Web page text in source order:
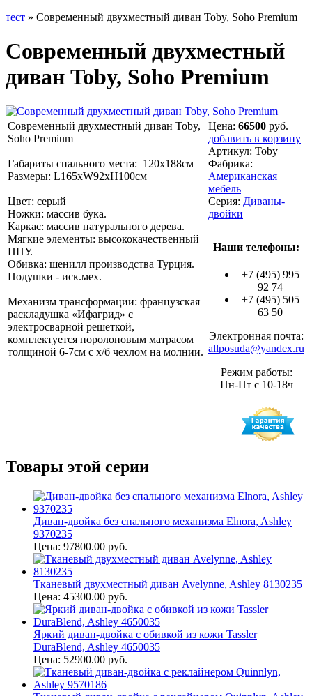
тест » Современный двухместный диван Toby, Soho Premium
Современный двухместный
диван Toby, Soho Premium
Современный двухместный диван Toby,
Soho Premium
Габариты спального места: 120х188см
Размеры: L165хW92хH100см
Цвет: серый
Ножки: массив бука.
Каркас: массив натурального дерева.
Мягкие элементы: высококачественный
ППУ.
Обивка: шенилл производства Турция.
Подушки - иск.мех.
Механизм трансформации: французская
раскладушка «Ифагрид» с
электросварной решеткой,
комплектуется поролоновым матрасом
толщиной 6-7см с х/б чехлом на молнии.
Цена: 66500 руб.
добавить в корзину
Артикул: Toby
Фабрика:
Американская
мебель
Серия: Диваны-
двойки
Наши телефоны:
+7 (495) 995
92 74
+7 (495) 505
63 50
Электронная почта:
allposuda@yandex.ru
Режим работы:
Пн-Пт с 10-18ч
Товары этой серии
Диван-двойка без спального механизма Elnora, Ashley
9370235
Цена: 97800.00 руб.
Тканевый двухместный диван Avelynne, Ashley 8130235
Цена: 45300.00 руб.
Яркий диван-двойка с обивкой из кожи Tassler
DuraBlend, Ashley 4650035
Цена: 52900.00 руб.